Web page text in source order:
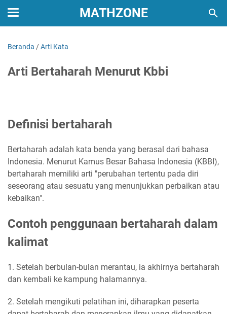
MATHZONE
Beranda /Arti Kata
Arti Bertaharah Menurut Kbbi
Definisi bertaharah
Bertaharah adalah kata benda yang berasal dari bahasa
Indonesia. Menurut Kamus Besar Bahasa Indonesia (KBBI),
bertaharah memiliki arti "perubahan tertentu pada diri
seseorang atau sesuatu yang menunjukkan perbaikan atau
kebaikan".
Contoh penggunaan bertaharah dalam
kalimat
1. Setelah berbulan-bulan merantau, ia akhirnya bertaharah
dan kembali ke kampung halamannya.
2. Setelah mengikuti pelatihan ini, diharapkan peserta